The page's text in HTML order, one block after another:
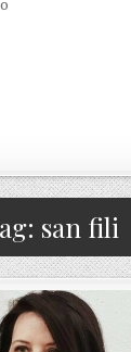
san fili